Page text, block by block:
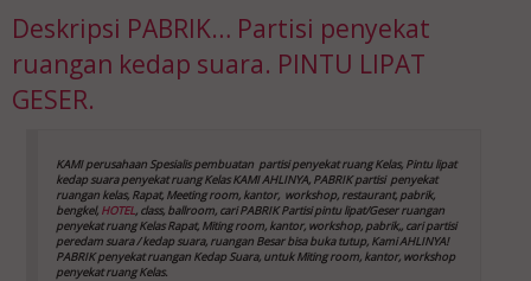
Deskripsi PABRIK… Partisi penyekat
ruangan kedap suara. PINTU LIPAT
GESER.
KAMI perusahaan Spesialis pembuatan partisi penyekat ruang Kelas, Pintu lipat
kedap suarapenyekat ruang KelasKAMI AHLINYA, PABRIK partisi penyekat
ruangan kelas, Rapat, Meeting room, kantor, workshop, restaurant, pabrik,
bengkel, HOTEL, class, ballroom, cari PABRIK Partisi pintu lipat/Geser ruangan
penyekat ruang KelasRapat, Miting room, kantor, workshop, pabrik,, cari partisi
peredam suara / kedap suara, ruangan Besar bisa buka tutup, Kami AHLINYA!
PABRIK penyekat ruangan Kedap Suara, untuk Miting room, kantor, workshop
penyekat ruang Kelas.